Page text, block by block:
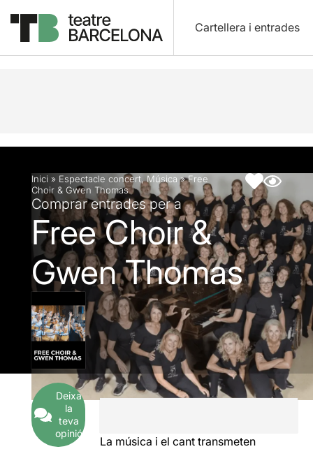
Cartellera i entrades
Descripció Fitxa artística Fotos i vídeos
Inici » Espectacle concert,Música »Free
Choir & Gwen Thomas
Comprar entrades per a
Free Choir &
Gwen Thomas
Deixa
la
teva
opinió
La música i el cant transmeten